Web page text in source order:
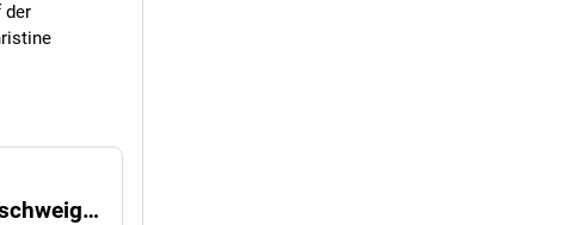
der
Palästina-Kongress & DIE LINKE: Wer schweigt, stimmt zu - Sozialismus von unten